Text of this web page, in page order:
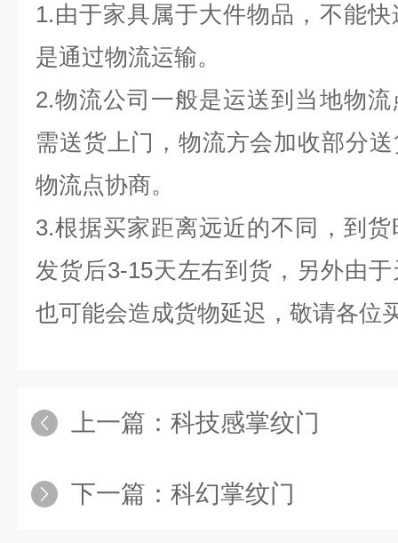
1.由于家具属于大件物品，不能
是通过物流运输。
2.物流公司一般是运送到当地物
需送货上门，物流方会加收部分
物流点协商。
3.根据买家距离远近的不同，到
发货后3-15天左右到货，另外由
也可能会造成货物延迟，敬请各位
上一篇： 科技感掌纹门
下一篇： 科幻掌纹门